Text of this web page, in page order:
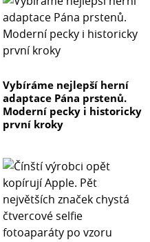
Vybíráme nejlepší herní
adaptace Pána prstenů.
Moderní pecky i historicky
první kroky